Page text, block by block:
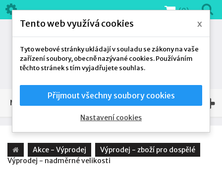
(0)
NAŠE NABÍDKA
Akce - Výprodej
Výprodej - zboží pro dospělé
Výprodej - nadměrné velikosti
Tento web využívá cookies x
Tyto webové stránky ukládají v souladu se zákony na vaše
zařízení soubory, obecně nazývané cookies. Používáním
těchto stránek s tím vyjadřujete souhlas.
Přijmout všechny soubory cookies
Nastavení cookies